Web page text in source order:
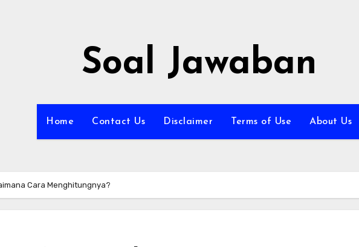
Soal Jawaban
Home Contact Us Disclaimer Terms of Use About Us
Cara Menghitungnya?